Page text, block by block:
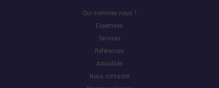
Qui sommes nous ?
Expertises
Services
Références
Actualités
Nous contacter